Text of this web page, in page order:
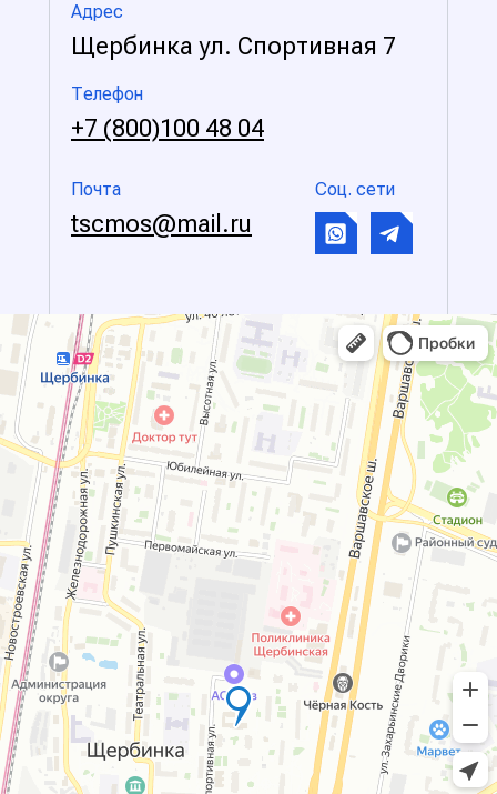
Адрес
Щербинка ул. Спортивная 7
Телефон
+7 (800)100 48 04
Почта
tscmos@mail.ru
Соц. сети
Контакты